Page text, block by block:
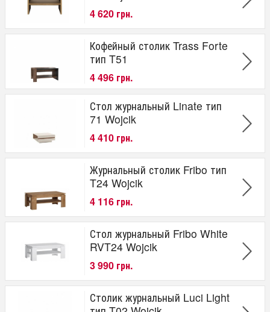
4 620 грн.
Кофейный столик Trass Forte
тип T51
4 496 грн.
Стол журнальный Linate тип
71 Wojcik
4 410 грн.
Журнальный столик Fribo тип
T24 Wojcik
4 116 грн.
Стол журнальный Fribo White
RVT24 Wojcik
3 990 грн.
Столик журнальный Luci Light